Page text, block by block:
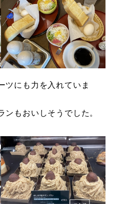
ツにも力を入れていま
ンもおいしそうでした。